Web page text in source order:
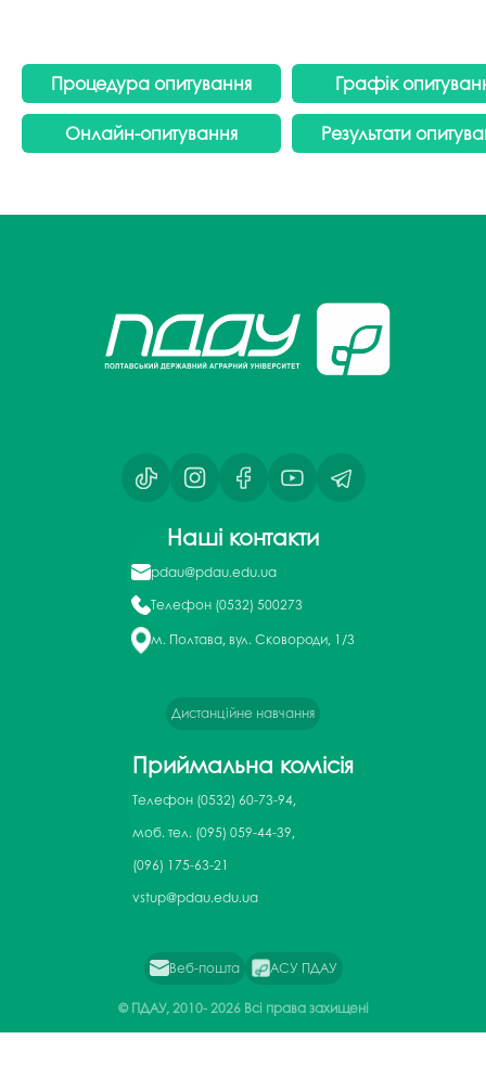
Процедура опитування
Графік
Онлайн-опитування
Результати
Наші контакти
pdau@pdau.edu.ua
Телефон (0532) 500273
м. Полтава, вул. Сковороди, 1/3
Дистанційне навчання
Приймальна комісія
Телефон (0532) 60-73-94,
моб. тел. (095) 059-44-39,
(096) 175-63-21
vstup@pdau.edu.ua
Веб-пошта АСУ ПДАУ
© ПДАУ, 2010-2026 Всі права захищені